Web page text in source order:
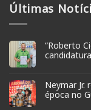
Últimas
“Roberto
Neymar Jr.
época no